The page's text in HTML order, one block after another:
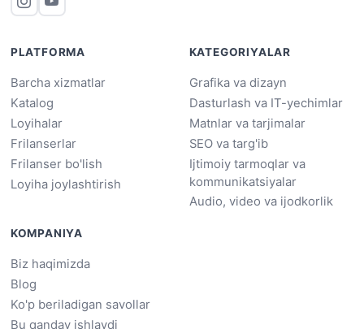
PLATFORMA
Barcha xizmatlar
Katalog
Loyihalar
Frilanserlar
Frilanser bo'lish
Loyiha joylashtirish
KATEGORIYALAR
Grafika va dizayn
Dasturlash va IT-yechimlar
Matnlar va tarjimalar
SEO va targ'ib
Ijtimoiy tarmoqlar va
kommunikatsiyalar
Audio, video va ijodkorlik
KOMPANIYA
Biz haqimizda
Blog
Ko'p beriladigan savollar
Bu qanday ishlaydi